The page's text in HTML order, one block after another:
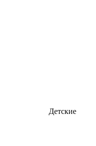
Детские